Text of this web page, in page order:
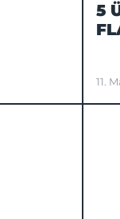
5
11.